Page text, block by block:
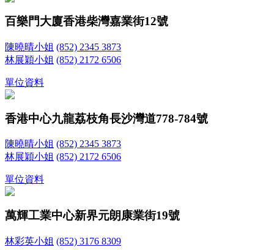
百樂門大廈香港柴灣嘉業街12號
陳曉晴小姐 (852) 2345 3873
林展穎小姐 (852) 2172 6506
單位資料
香港中心九龍荔枝角長沙灣道778-784號
陳曉晴小姐 (852) 2345 3873
林展穎小姐 (852) 2172 6506
單位資料
萬輝工業中心新界元朗康業街19號
林彩英小姐 (852) 3176 8309